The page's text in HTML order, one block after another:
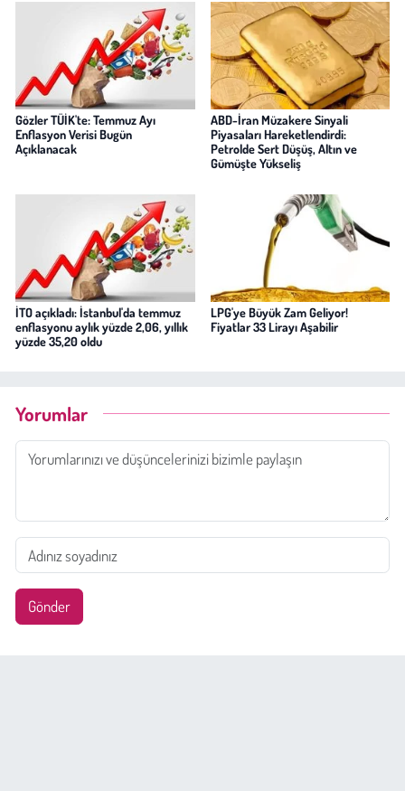
Gözler TÜİK'te: Temmuz Ayı
Enflasyon Verisi Bugün
Açıklanacak
ABD-İran Müzakere Sinyali
Piyasaları Hareketlendirdi:
Petrolde Sert Düşüş, Altın ve
Gümüşte Yükseliş
İTO açıkladı: İstanbul'da temmuz
enflasyonu aylık yüzde 2,06, yıllık
yüzde 35,20 oldu
LPG'ye Büyük Zam Geliyor!
Fiyatlar 33 Lirayı Aşabilir
Yorumlar
Gönder